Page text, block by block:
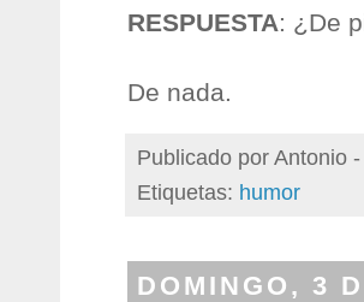
RESPUESTA: ¿De
De nada.
Publicado porAntonio
Etiquetas: humor
DOMINGO, 3